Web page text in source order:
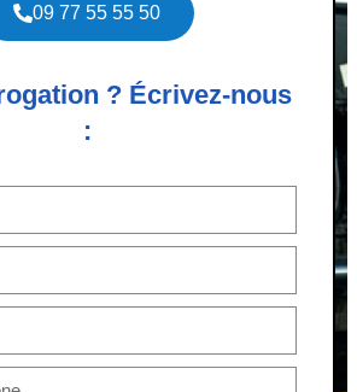
09 77 55 55 50
? Écrivez-nous
: